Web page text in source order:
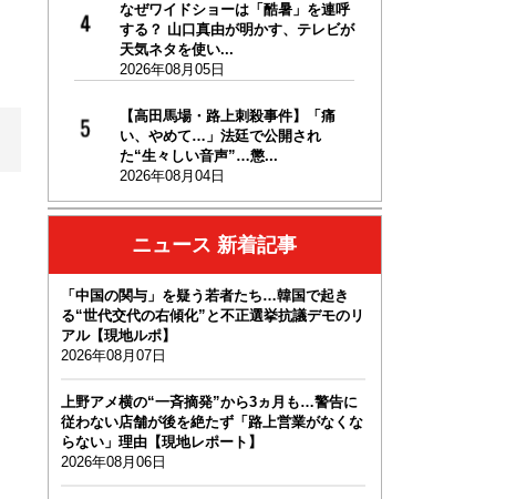
なぜワイドショーは「酷暑」を連呼
する？ 山口真由が明かす、テレビが
天気ネタを使い...
2026年08月05日
【高田馬場・路上刺殺事件】「痛
い、やめて…」法廷で公開され
た“生々しい音声”…懲...
2026年08月04日
ニュース 新着記事
「中国の関与」を疑う若者たち…韓国で起き
る“世代交代の右傾化”と不正選挙抗議デモのリ
アル【現地ルポ】
2026年08月07日
上野アメ横の“一斉摘発”から3ヵ月も…警告に
従わない店舗が後を絶たず「路上営業がなくな
らない」理由【現地レポート】
2026年08月06日